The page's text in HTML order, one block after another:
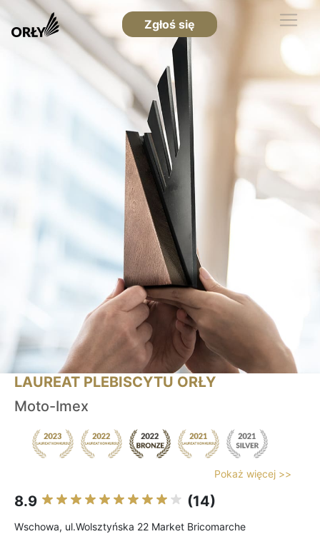
Zgłoś się
LAUREAT PLEBISCYTU ORŁY
Moto-Imex
Pokaż więcej >>
8.9 (14)
Wschowa, ul.Wolsztyńska 22 Market Bricomarche